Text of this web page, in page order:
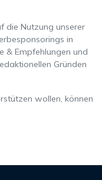
die Nutzung unserer
in
& Empfehlungen und
Gründen
wollen, können